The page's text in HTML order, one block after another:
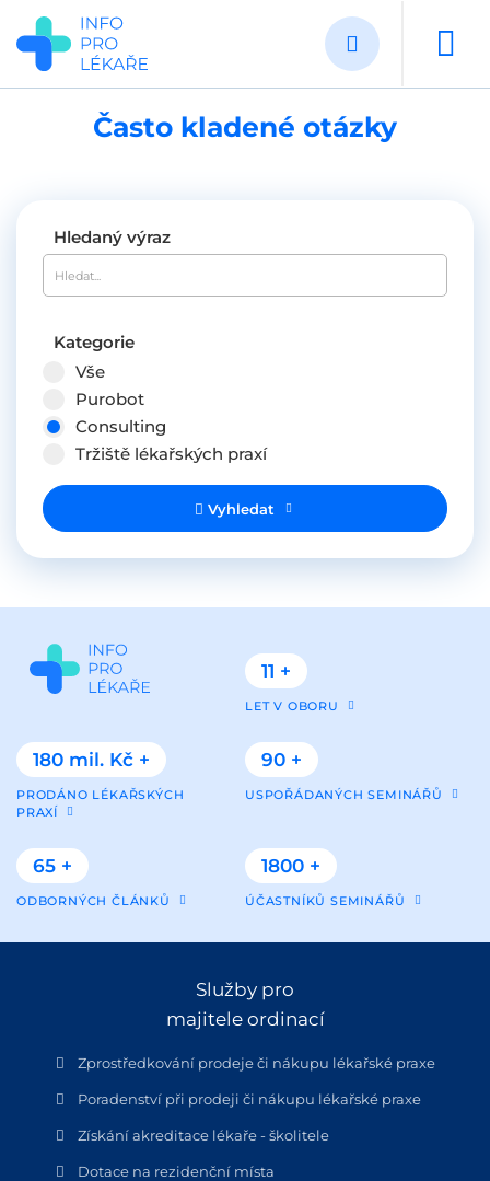
Přejít
hlavnímu
obsahu
Často kladené otázky
Hledaný výraz
Kategorie
Vše
Purobot
Consulting
Tržiště lékařských praxí
Vyhledat
11 +
LET V OBORU
180 mil. Kč +
PRODÁNO LÉKAŘSKÝCH
PRAXÍ
90 +
USPOŘÁDANÝCH SEMINÁŘŮ
65 +
ODBORNÝCH ČLÁNKŮ
1800 +
ÚČASTNÍKŮ SEMINÁŘŮ
Služby pro
majitele ordinací
Zprostředkování prodeje či nákupu lékařské praxe
Poradenství při prodeji či nákupu lékařské praxe
Získání akreditace lékaře - školitele
Dotace na rezidenční místa